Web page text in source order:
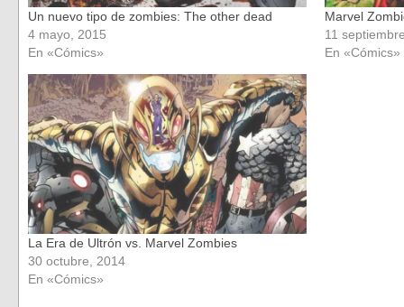
Un nuevo tipo de zombies: The other dead
4 mayo, 2015
En «Cómics»
Marvel
11
En «Cómics»
La Era de Ultrón vs. Marvel Zombies
30 octubre, 2014
En «Cómics»